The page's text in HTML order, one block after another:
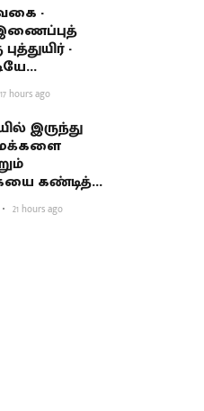
-
-
விவசாயிகள்
17 hours ago
இருந்து
கண்டித்து
21 hours ago